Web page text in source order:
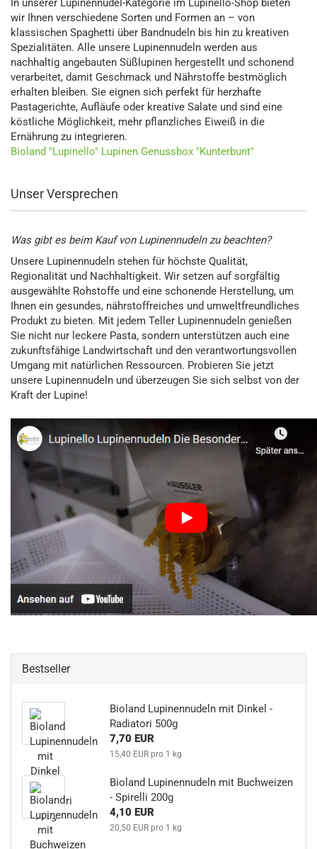
In unserer Lupinennudel-Kategorie im Lupinello-Shop bieten
wir Ihnen verschiedene Sorten und Formen an – von
klassischen Spaghetti über Bandnudeln bis hin zu kreativen
Spezialitäten. Alle unsere Lupinennudeln werden aus
nachhaltig angebauten Süßlupinen hergestellt und schonend
verarbeitet, damit Geschmack und Nährstoffe bestmöglich
erhalten bleiben. Sie eignen sich perfekt für herzhafte
Pastagerichte, Aufläufe oder kreative Salate und sind eine
köstliche Möglichkeit, mehr pflanzliches Eiweiß in die
Ernährung zu integrieren.
Bioland "Lupinello" Lupinen Genussbox "Kunterbunt"
Unser Versprechen
Was gibt es beim Kauf von Lupinennudeln zu beachten?
Unsere Lupinennudeln stehen für höchste Qualität,
Regionalität und Nachhaltigkeit. Wir setzen auf sorgfältig
ausgewählte Rohstoffe und eine schonende Herstellung, um
Ihnen ein gesundes, nährstoffreiches und umweltfreundliches
Produkt zu bieten. Mit jedem Teller Lupinennudeln genießen
Sie nicht nur leckere Pasta, sondern unterstützen auch eine
zukunftsfähige Landwirtschaft und den verantwortungsvollen
Umgang mit natürlichen Ressourcen. Probieren Sie jetzt
unsere Lupinennudeln und überzeugen Sie sich selbst von der
Kraft der Lupine!
Bestseller
Bioland Lupinennudeln mit Dinkel -
Radiatori 500g
7,70 EUR
15,40 EUR pro 1 kg
Bioland Lupinennudeln mit Buchweizen
- Spirelli 200g
4,10 EUR
20,50 EUR pro 1 kg